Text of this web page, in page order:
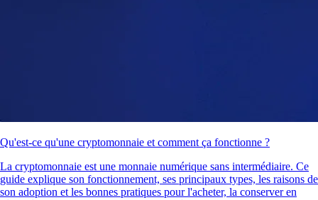
Qu'est-ce qu'une cryptomonnaie et comment ça fonctionne ?
La cryptomonnaie est une monnaie numérique sans intermédiaire. Ce
guide explique son fonctionnement, ses principaux types, les raisons de
son adoption et les bonnes pratiques pour l'acheter, la conserver en